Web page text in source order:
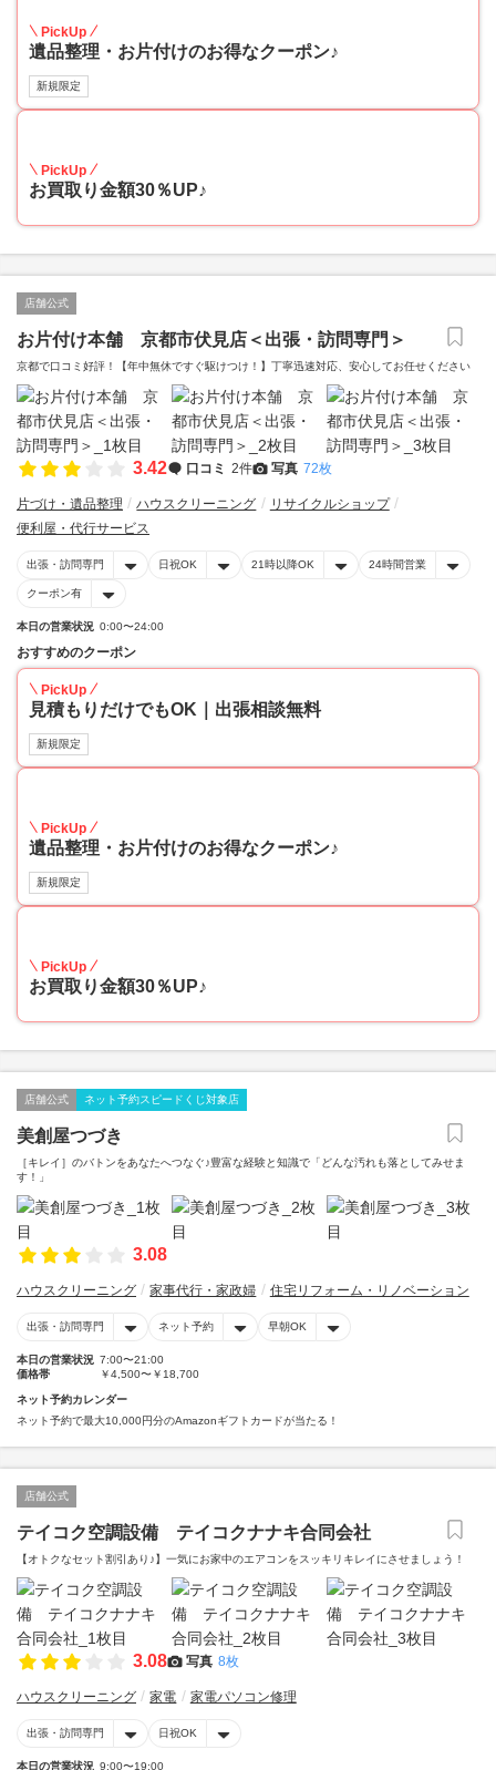
PickUp
遺品整理・お片付けのお得なクーポン♪
新規限定
PickUp
お買取り金額30％UP♪
店舗公式
お片付け本舗 京都市伏見店＜出張・訪問専門＞
京都で口コミ好評！【年中無休ですぐ駆けつけ！】丁寧迅速対応、安心してお任せください
3.42 口コミ 2件 写真 72枚
片づけ・遺品整理 ハウスクリーニング
リサイクルショップ
便利屋・代行サービス
出張・訪問専門 日祝OK 21時以降OK 24時間営業
クーポン有
本日の営業状況 0:00〜24:00
おすすめのクーポン
PickUp
見積もりだけでもOK｜出張相談無料
新規限定
PickUp
遺品整理・お片付けのお得なクーポン♪
新規限定
PickUp
お買取り金額30％UP♪
店舗公式 ネット予約スピードくじ対象店
美創屋つづき
［キレイ］のバトンをあなたへつなぐ♪豊富な経験と知識で「どんな汚れも落としてみせま
す！」
3.08
ハウスクリーニング 家事代行・家政婦 住宅リフォーム・リノベーション
出張・訪問専門 ネット予約 早朝OK
本日の営業状況 7:00〜21:00
価格帯
￥4,500〜￥18,700
ネット予約カレンダー
ネット予約で最大10,000円分のAmazonギフトカードが当たる！
店舗公式
テイコク空調設備 テイコクナナキ合同会社
【オトクなセット割引あり♪】一気にお家中のエアコンをスッキリキレイにさせましょう！
3.08 写真 8枚
ハウスクリーニング 家電 家電パソコン修理
出張・訪問専門 日祝OK
本日の営業状況 9:00〜19:00